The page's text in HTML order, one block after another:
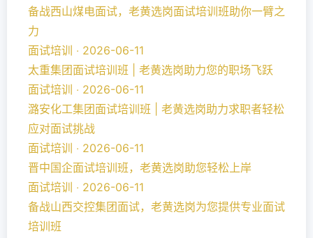
备战西山煤电面试，老黄选岗面试培训班助你一臂之
力
面试培训 ‧ 2026-06-11
太重集团面试培训班 | 老黄选岗助力您的职场飞跃
面试培训 ‧ 2026-06-11
潞安化工集团面试培训班 | 老黄选岗助力求职者轻松
应对面试挑战
面试培训 ‧ 2026-06-11
晋中国企面试培训班，老黄选岗助您轻松上岸
面试培训 ‧ 2026-06-11
备战山西交控集团面试，老黄选岗为您提供专业面试
培训班